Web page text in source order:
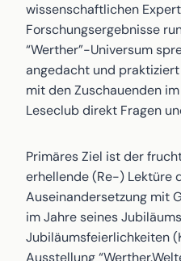
wissenschaftlichen
Forschungsergebnisse
“Werther”-Universum
angedacht und
mit den Zuschauenden
Leseclub direkt Fragen
Primäres Ziel ist der
erhellende (Re-) Lektüre
Auseinandersetzung mit
im Jahre seines
Jubiläumsfeierlichkeiten
Ausstellung